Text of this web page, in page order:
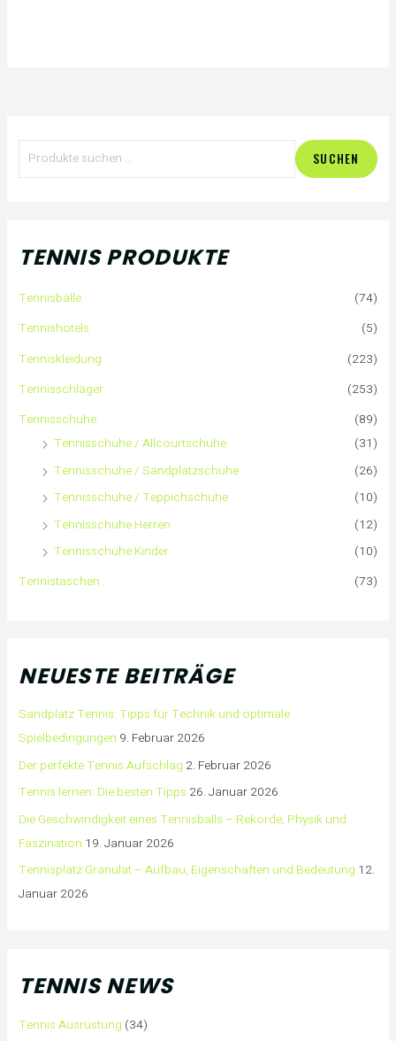
n
a
c
SUCHEN
TENNIS PRODUKTE
Tennisbälle
(74)
Tennishotels
(5)
Tenniskleidung
(223)
Tennisschläger
(253)
Tennisschuhe
(89)
Tennisschuhe / Allcourtschuhe
(31)
Tennisschuhe / Sandplatzschuhe
(26)
Tennisschuhe / Teppichschuhe
(10)
Tennisschuhe Herren
(12)
Tennisschuhe Kinder
(10)
Tennistaschen
(73)
NEUESTE BEITRÄGE
Sandplatz Tennis: Tipps für Technik und optimale
Spielbedingungen 9. Februar 2026
Der perfekte Tennis Aufschlag 2. Februar 2026
Tennis lernen: Die besten Tipps 26. Januar 2026
Die Geschwindigkeit eines Tennisballs – Rekorde, Physik und
Faszination 19. Januar 2026
Tennisplatz Granulat – Aufbau, Eigenschaften und Bedeutung 12.
Januar 2026
TENNIS NEWS
Tennis Ausrüstung (34)